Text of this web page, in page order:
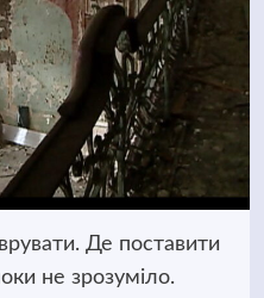
Де поставити
не зрозуміло.